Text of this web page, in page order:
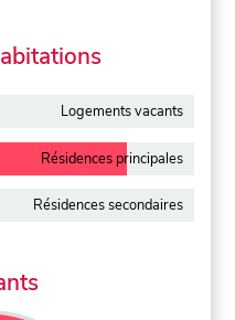
Logements vacants
Résidences principales
Résidences secondaires